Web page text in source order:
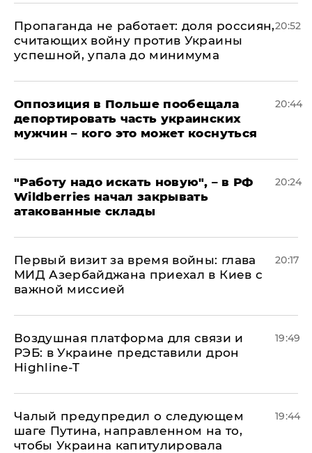
​Пропаганда не работает: доля россиян,
считающих войну против Украины
успешной, упала до минимума
20:52
Оппозиция в Польше пообещала
депортировать часть украинских
мужчин – кого это может коснуться
20:44
"Работу надо искать новую", – в РФ
Wildberries начал закрывать
атакованные склады
20:24
Первый визит за время войны: глава
МИД Азербайджана приехал в Киев с
важной миссией
20:17
Воздушная платформа для связи и
РЭБ: в Украине представили дрон
Highline-T
19:49
Чалый предупредил о следующем
шаге Путина, направленном на то,
чтобы Украина капитулировала
19:44